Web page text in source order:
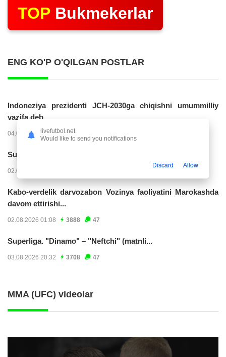
TOP Bukmekerlar
ENG KO'P O'QILGAN POSTLAR
Indoneziya prezidenti JCH-2030ga chiqishni umummilliy
vazifa deb...
04.08.2026 02:11 14208
Superliga. “Buxoro” - “Lokomotiv”...
02.08.2026 03:08
Kabo-verdelik darvozabon Vozinya faoliyatini Marokashda
davom ettirishi...
02.08.2026 01:08 3888 47
Superliga. "Dinamo" – "Neftchi" (matnli...
03.08.2026 20:32 3708 47
MMA (UFC) videolar
livefutbol.net
Would like to send you notifications
Discard Allow